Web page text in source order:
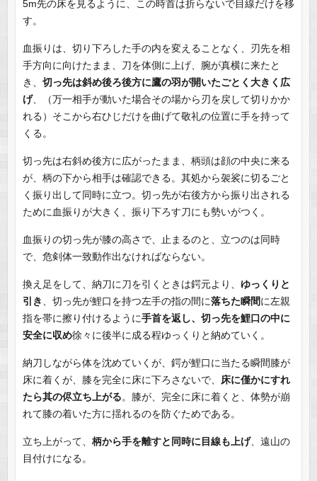
5m先の床を見るように、この時首は折らないで目線だけを移
す。
血振りは、切り下ろした手の内を変えることなく、刃先を相
手方向に向けたまま、刀を体側に上げ、腕が真横に来たと
き、 切っ先は斜め後ろ後方に鷹の羽が開いたごとく大きく広
げ、（万一相手が動いた場合その場から刃を戻して切りかか
れる）そこから右ひじだけを曲げて敬礼の位置に手を持って
くる。
切っ先は右斜め後方に広がったまま、柄頭は顔の中央に来る
が、柄の下から相手は確認できる。其処から袈裟に切るごと
く振り出して同時に立つ。切っ先が右後方から振り出される
ために血振りが大きく、振り下ろす刀にも勢いがつく。
血振りの切っ先が膝の高さで、止まるのと、立つのは同時
で、危剣体一致動作出なければならない。
換え足をして、納刀に刀を引くときは鍔元より、 ゆっくりと
引き
、切っ先が鯉口を持つ左手の指の間に落ちた瞬間に左親
指を帯に擦り付けるように手首を返し、切っ先を鯉口の中に
安全に収め徐々に後半に成る程ゆっくりと納めていく。
納刀しながら体を沈めていくが、鍔が鯉口に当たる瞬間膝が
床に着くが、膝を完全に床に下ろさないで、 床に僅かにすれ
たら其の侭立ち上がる。膝が、完全に床に着くと、体勢が崩
れて膝の着いた方に揺れるのを防ぐためである。
立ち上がって、 柄から手を離すと同時に目線も上げ、遠山の
目付けになる。